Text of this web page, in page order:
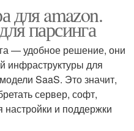
для amazon.
парсинга
— удобное решение, они
инфраструктуры для
SaaS. Это значит,
сервер, софт,
настройки и поддержки